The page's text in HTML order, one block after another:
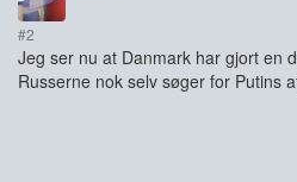
#2
Jeg ser nu at Danmark har gjort en
Russerne nok selv søger for Putins